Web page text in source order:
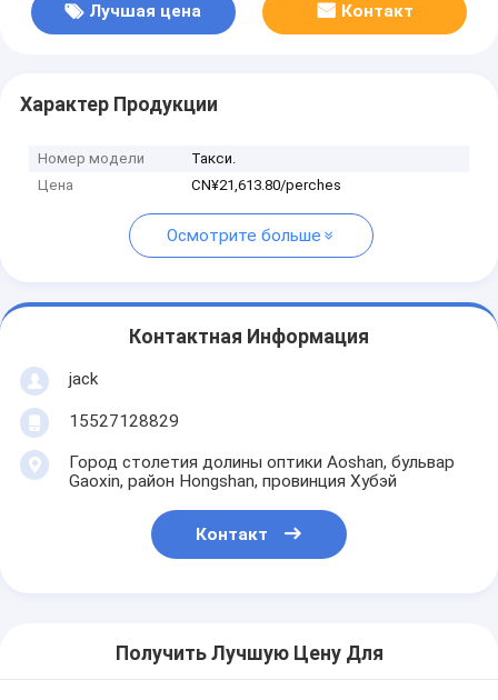
Лучшая цена Контакт
Характер Продукции
Номер модели
Такси.
Цена
CN¥21,613.80/perches
Осмотрите больше
Контактная Информация
jack
15527128829
Город столетия долины оптики Aoshan, бульвар
Gaoxin, район Hongshan, провинция Хубэй
Контакт
Получить Лучшую Цену Для